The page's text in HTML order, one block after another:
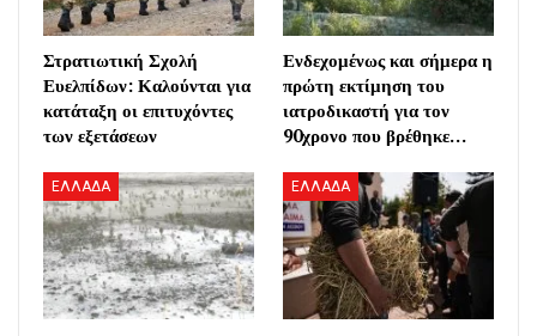
Στρατιωτική Σχολή
Ευελπίδων: Καλούνται για
κατάταξη οι επιτυχόντες
των εξετάσεων
Ενδεχομένως και σήμερα η
πρώτη εκτίμηση του
ιατροδικαστή για τον
90χρονο που βρέθηκε…
ΕΛΛΑΔΑ ΕΛΛΑΔΑ